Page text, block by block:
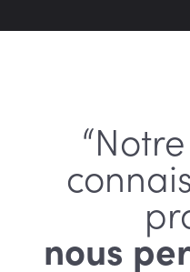
nous